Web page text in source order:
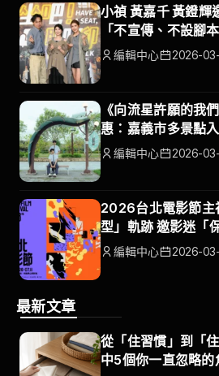
小禎 黃嘉千 黃鐙輝
「不宣傳、不設腳本
編輯中心 2026-
《向流星許願的
惠：嘉義市多景點
編輯中心 2026-
2026台北電影節主
型」軌跡 邀影迷「
編輯中心 2026-
最新文章
從「住習慣」到「
中5個你一直忽略的